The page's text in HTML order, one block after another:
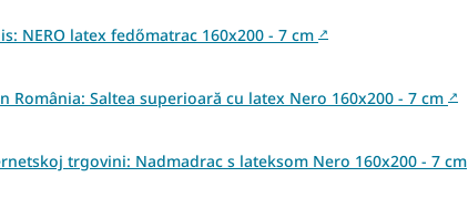
NERO latex fedőmatrac 160x200 - 7 cm ↗
Saltea superioară cu latex Nero 160x200 - 7 cm ↗
trgovini: Nadmadrac s lateksom Nero 160x200 - 7 cm